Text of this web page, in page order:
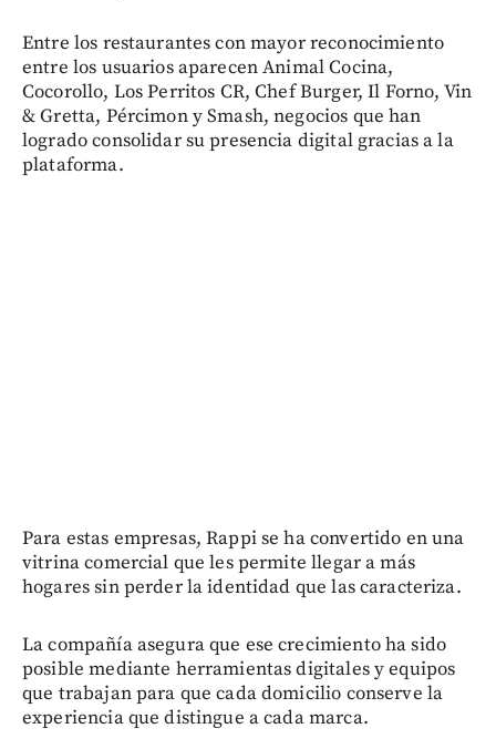
Entre los restaurantes con mayor reconocimiento
entre los usuarios aparecen Animal Cocina,
Cocorollo, Los Perritos CR, Chef Burger, Il Forno, Vin
& Gretta, Pércimon y Smash, negocios que han
logrado consolidar su presencia digital gracias a la
plataforma.
Para estas empresas, Rappi se ha convertido en una
vitrina comercial que les permite llegar a más
hogares sin perder la identidad que las caracteriza.
La compañía asegura que ese crecimiento ha sido
posible mediante herramientas digitales y equipos
que trabajan para que cada domicilio conserve la
experiencia que distingue a cada marca.